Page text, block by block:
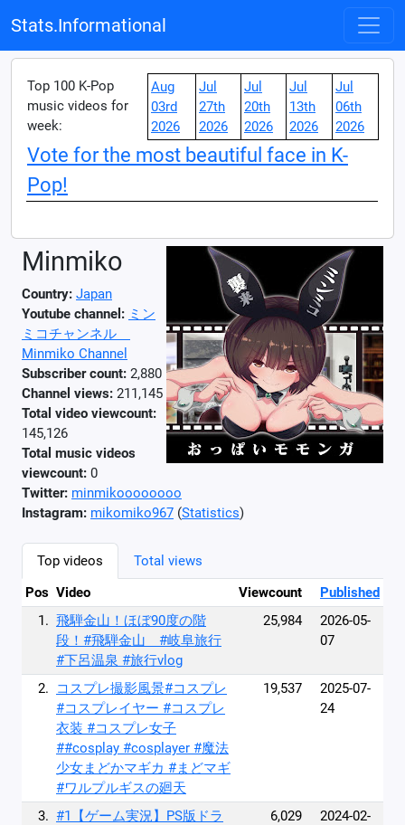
Stats.Informational
Top 100 K-Pop
music videos for
week:
Aug
03rd
2026
Jul
27th
2026
Jul
20th
2026
Jul
13th
2026
Jul
06th
2026
Vote for the most beautiful face in K-
Pop!
Minmiko
Country: Japan
Youtube channel: ミン
ミコチャンネル
Minmiko Channel
Subscriber count: 2,880
Channel views: 211,145
Total video viewcount:
145,126
Total music videos
viewcount: 0
Twitter: minmikoooooooo
Instagram: mikomiko967 (Statistics)
Top videos
Total views
Pos Video Viewcount
Published
1. 飛騨金山！ほぼ90度の階
段！#飛騨金山 #岐阜旅行
#下呂温泉 #旅行vlog
25,984
2026-05-
07
2.
コスプレ撮影風景#コスプレ
#コスプレイヤー #コスプレ
衣装 #コスプレ女子
##cosplay #cosplayer #魔法
少女まどかマギカ #まどマギ
#ワルプルギスの廻天
19,537
2025-07-
24
3. #1【ゲーム実況】PS版ドラ
6,029
2024-02-